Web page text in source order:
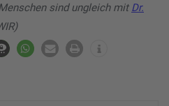
sind ungleich mit Dr.